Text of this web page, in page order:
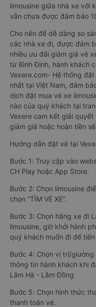
limousine giữa nhà xe với
vẫn chưa được đảm bảo
Cho nên để dễ dàng so
các nhà xe đi, được đảm
nhiều ưu đãi giảm giá vé
từ Bình Định, hành khách
Vexere.com- Hệ thống
nhất tại Việt Nam, đảm
dịch đặt mua vé xe
nào của quý khách tại
Vexere cam kết giải
giảm giá hoặc hoàn tiền
Hướng dẫn đặt vé tại
Bước 1: Truy cập vào
CH Play hoặc App Store.
Bước 2: Chọn limousine
chọn “TÌM VÉ XE”.
Bước 3: Chọn hãng xe đi
limousine, giờ khởi hành
quý khách muốn đi để
Bước 4: Chọn vị trí/
thông tin hành khách khi
Lâm Hà - Lâm Đồng
Bước 5: Chọn hình thức
thanh toán vé.